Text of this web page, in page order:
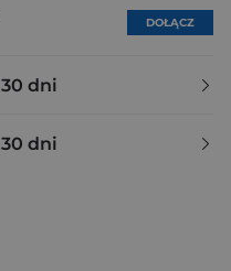
DOŁĄCZ
30 dni
30 dni